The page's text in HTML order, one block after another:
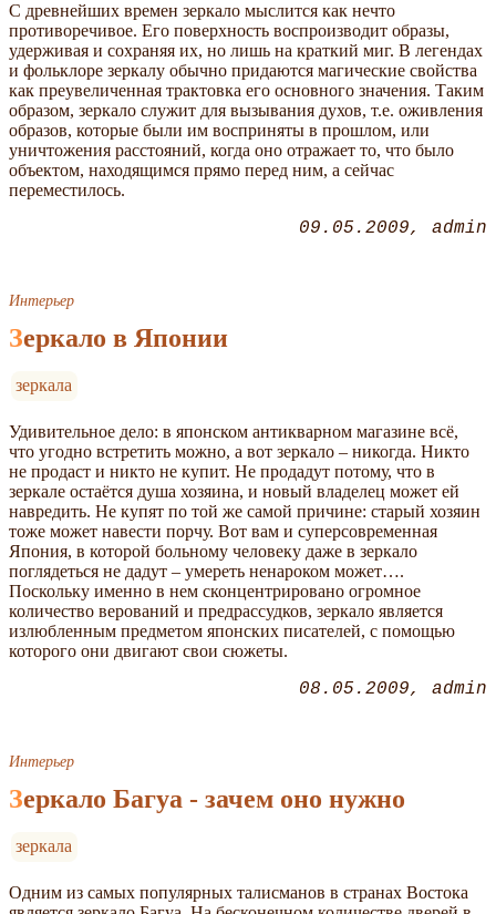
С древнейших времен зеркало мыслится как нечто
противоречивое. Его поверхность воспроизводит образы,
удерживая и сохраняя их, но лишь на краткий миг. В легендах
и фольклоре зеркалу обычно придаются магические свойства
как преувеличенная трактовка его основного значения. Таким
образом, зеркало служит для вызывания духов, т.е. оживления
образов, которые были им восприняты в прошлом, или
уничтожения расстояний, когда оно отражает то, что было
объектом, находящимся прямо перед ним, а сейчас
переместилось.
09.05.2009 admin
Интерьер
Зеркало в Японии
зеркала
Удивительное дело: в японском антикварном магазине всё,
что угодно встретить можно, а вот зеркало – никогда. Никто
не продаст и никто не купит. Не продадут потому, что в
зеркале остаётся душа хозяина, и новый владелец может ей
навредить. Не купят по той же самой причине: старый хозяин
тоже может навести порчу. Вот вам и суперсовременная
Япония, в которой больному человеку даже в зеркало
поглядеться не дадут – умереть ненароком может….
Поскольку именно в нем сконцентрировано огромное
количество верований и предрассудков, зеркало является
излюбленным предметом японских писателей, с помощью
которого они двигают свои сюжеты.
08.05.2009 admin
Интерьер
Зеркало Багуа - зачем оно нужно
зеркала
Одним из самых популярных талисманов в странах Востока